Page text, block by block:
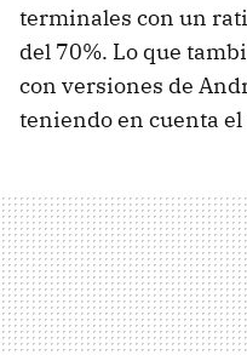
terminales con un
del 70%. Lo que
con versiones de
teniendo en cuenta